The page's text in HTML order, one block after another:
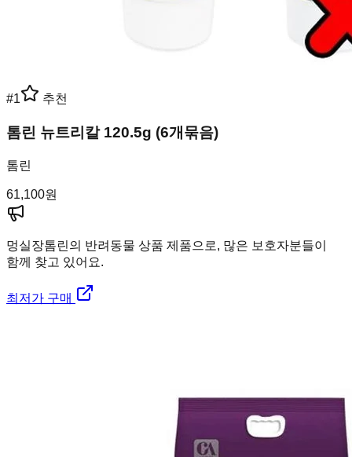
#1 추천
톰린 뉴트리칼 120.5g (6개묶음)
톰린
61,100원
멍실장톰린의 반려동물 상품 제품으로, 많은 보호자분들이
함께 찾고 있어요.
최저가 구매